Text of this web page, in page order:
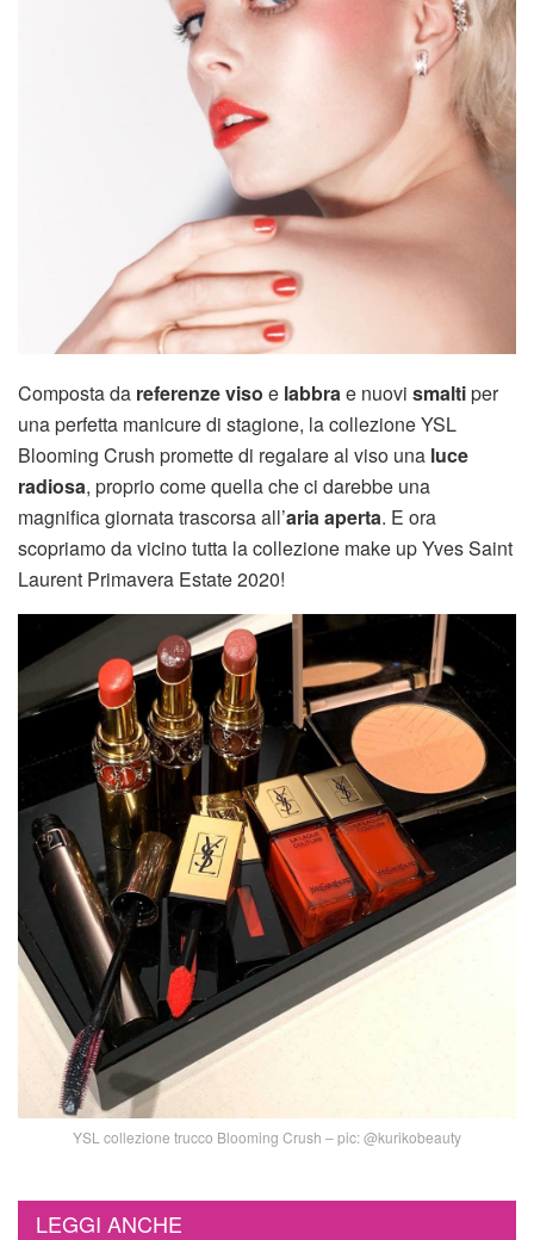
Composta da referenze viso e labbrae nuovi smaltiper
una perfetta manicure di stagione, la collezione YSL
Blooming Crush promette di regalare al viso una luce
radiosa, proprio come quella che ci darebbe una
magnifica giornata trascorsa all’aria aperta. E ora
scopriamo da vicino tutta la collezione make up Yves Saint
Laurent Primavera Estate 2020!
YSL collezione trucco Blooming Crush – pic: @kurikobeauty
LEGGI ANCHE